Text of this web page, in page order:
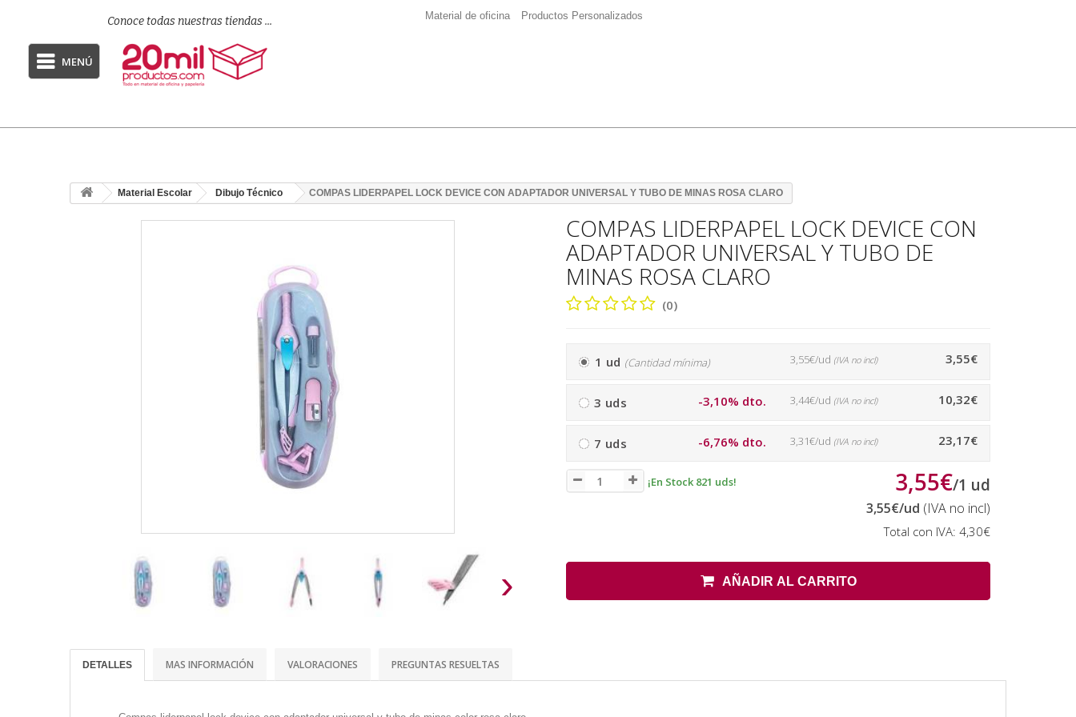
Conoce todas nuestras tiendas ... Material de oficina Productos Personalizados
MENÚ
Material Escolar Dibujo Técnico COMPAS LIDERPAPEL LOCK DEVICE CON ADAPTADOR UNIVERSAL Y TUBO DE MINAS ROSA CLARO
›
COMPAS LIDERPAPEL LOCK DEVICE CON
ADAPTADOR UNIVERSAL Y TUBO DE
MINAS ROSA CLARO
(0)
1 ud (Cantidad mínima) 3,55€
3,55€/ud (IVA no incl)
3 uds -3,10% dto. 10,32€
3,44€/ud (IVA no incl)
7 uds -6,76% dto. 23,17€
3,31€/ud (IVA no incl)
¡En Stock 821 uds! 3,55€/1 ud
3,55€/ud (IVA no incl)
Total con IVA: 4,30€
AÑADIR AL CARRITO
DETALLES MAS INFORMACIÓN VALORACIONES PREGUNTAS RESUELTAS